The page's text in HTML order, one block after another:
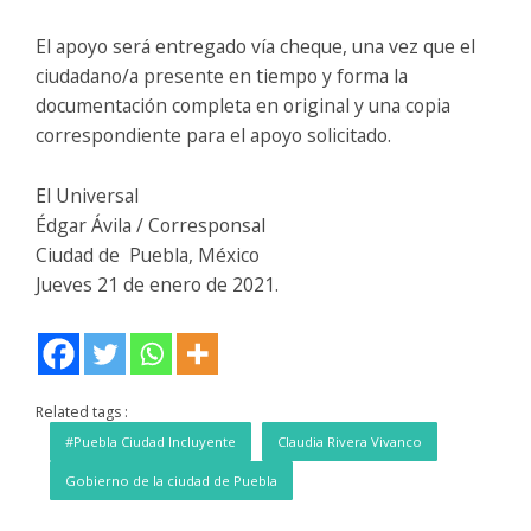
El apoyo será entregado vía cheque, una vez que el
ciudadano/a presente en tiempo y forma la
documentación completa en original y una copia
correspondiente para el apoyo solicitado.
El Universal
Édgar Ávila / Corresponsal
Ciudad de Puebla, México
Jueves 21 de enero de 2021.
Related tags :
#Puebla Ciudad Incluyente Claudia Rivera Vivanco
Gobierno de la ciudad de Puebla